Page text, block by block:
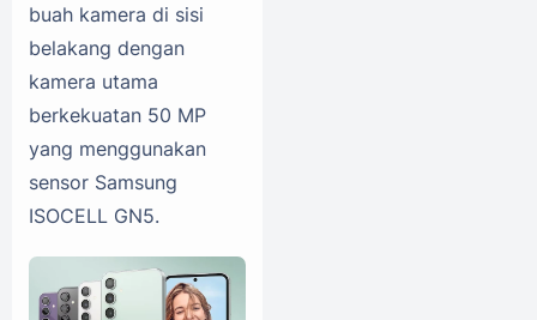
buah kamera di sisi
belakang dengan
kamera utama
berkekuatan 50 MP
yang menggunakan
sensor Samsung
ISOCELL GN5.